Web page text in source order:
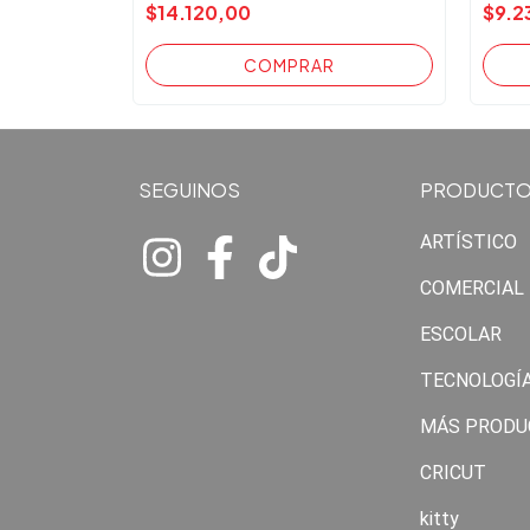
$14.120,00
SEGUINOS
ARTÍSTICO
COMERCIAL
ESCOLAR
MÁS
CRICUT
kitty